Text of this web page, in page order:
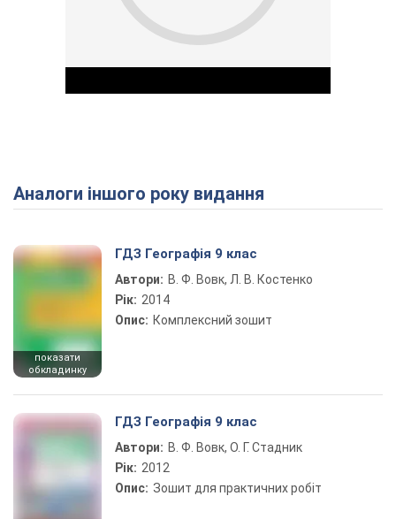
Play Video
Аналоги іншого року видання
показати
обкладинку
ГДЗ Географія 9 клас
Автори: В. Ф. Вовк, Л. В. Костенко
Рік: 2014
Опис: Комплексний зошит
ГДЗ Географія 9 клас
Автори: В. Ф. Вовк, О. Г. Стадник
Рік: 2012
Опис: Зошит для практичних робіт